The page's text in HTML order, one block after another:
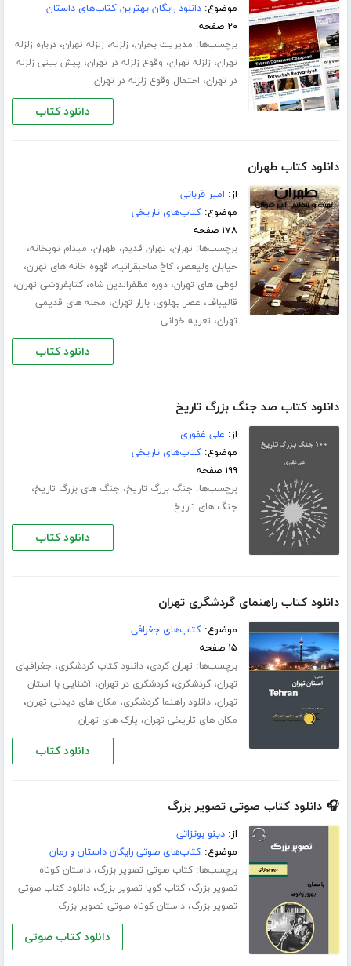
موضوع:دانلود رایگان بهترین کتاب‌های داستان
۲۰ صفحه
برچسب‌ها: مدیریت بحران، زلزله، زلزله تهران،درباره زلزله
تهران، زلزله تهران، وقوع زلزله در تهران، پیش بینی زلزله
در تهران، احتمال وقوع زلزله در تهران
دانلود کتاب
دانلود کتاب طهران
از: امیر قربانی
موضوع:کتاب‌های تاریخی
۱۷۸ صفحه
برچسب‌ها: تهران، تهران قدیم، طهران، میدام توپخانه،
خیابان ولیعصر،کاخ صاحبقرانیه، قهوه خانه های تهران،
لوطی های تهران،دوره مظفرالدین شاه،کتابفروشی تهران،
قالیباف، عصر پهلوی،بازار تهران، محله های قدیمی
تهران، تعزیه خوانی
دانلود کتاب
دانلود کتاب صد جنگ بزرگ تاریخ
از: علی غفوری
موضوع:کتاب‌های تاریخی
۱۹۹ صفحه
برچسب‌ها: جنگ بزرگ تاریخ، جنگ های بزرگ تاریخ،
جنگ های تاریخ
دانلود کتاب
دانلود کتاب راهنمای گردشگری تهران
موضوع:کتاب‌های جغرافی
۱۵ صفحه
برچسب‌ها: تهران گردی،دانلود کتاب گردشگری، جغرافیای
تهران،گردشگری،گردشگری در تهران،آشنایی با استان
تهران،دانلود راهنما گردشگری، مکان های دیدنی تهران،
مکان های تاریخی تهران، پارک های تهران
دانلود کتاب
🎧 دانلود کتاب صوتی تصویر بزرگ
از:دینو بوتزاتی
موضوع:کتاب‌های صوتی رایگان داستان و رمان
برچسب‌ها:کتاب صوتی تصویر بزرگ،داستان کوتاه
تصویر بزرگ،کتاب گویا تصویر بزرگ،دانلود کتاب صوتی
تصویر بزرگ،داستان کوتاه صوتی تصویر بزرگ
دانلود کتاب صوتی